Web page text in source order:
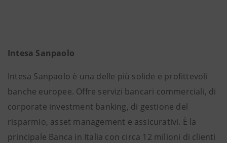
Intesa Sanpaolo
Intesa Sanpaolo è una delle più solide e profittevoli
banche europee. Offre servizi bancari commerciali, di
corporate investment banking, di gestione del
risparmio, asset management e assicurativi. È la
principale Banca in Italia con circa 12 milioni di clienti